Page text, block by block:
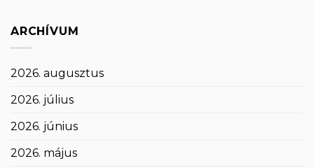
ARCHÍVUM
2026. augusztus
2026. július
2026. június
2026. május